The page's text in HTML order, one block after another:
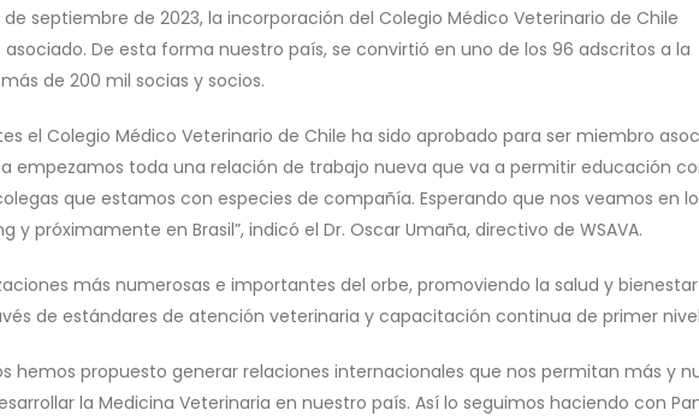
septiembre de 2023, la incorporación del Colegio Médico Veterinario de Chile
De esta forma nuestro país, se convirtió en uno de los 96 adscritos a la
de 200 mil socias y socios.
el Colegio Médico Veterinario de Chile ha sido aprobado para ser miembro
empezamos toda una relación de trabajo nueva que va a permitir educación
que estamos con especies de compañía. Esperando que nos veamos en
y próximamente en Brasil”, indicó el Dr. Oscar Umaña, directivo de WSAVA.
más numerosas e importantes del orbe, promoviendo la salud y
de estándares de atención veterinaria y capacitación continua de primer
hemos propuesto generar relaciones internacionales que nos permitan más y
la Medicina Veterinaria en nuestro país. Así lo seguimos haciendo con